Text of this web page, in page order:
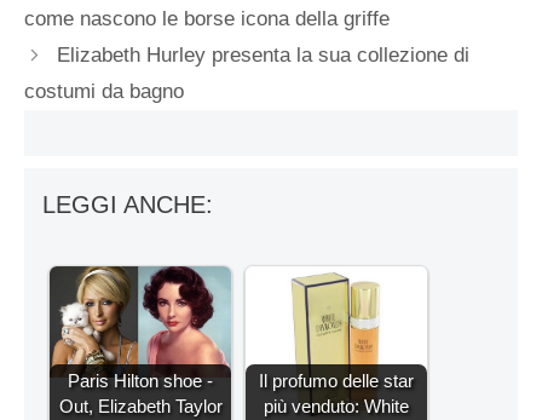
come nascono le borse icona della griffe
Elizabeth Hurley presenta la sua collezione di
costumi da bagno
LEGGI ANCHE:
Paris Hilton shoe -
Out, Elizabeth Taylor
Il profumo delle star
più venduto: White